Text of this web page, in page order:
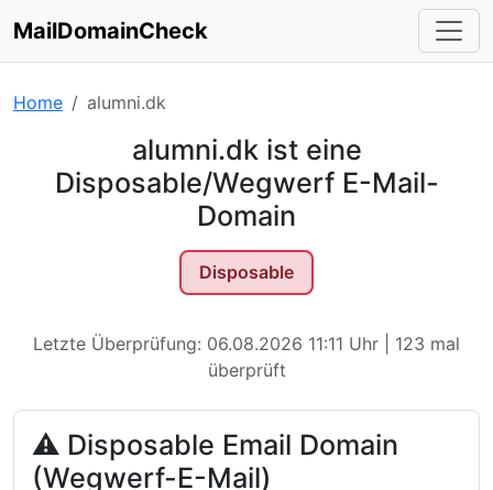
MailDomainCheck
Home alumni.dk
alumni.dk ist eine
Disposable/Wegwerf E-Mail-
Domain
Disposable
Letzte Überprüfung: 06.08.2026 11:11 Uhr | 123 mal
überprüft
⚠ Disposable Email Domain
(Wegwerf-E-Mail)